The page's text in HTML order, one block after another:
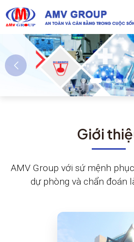
Giới
AMV Group với sứ mệnh
dự phòng và chẩn đoán